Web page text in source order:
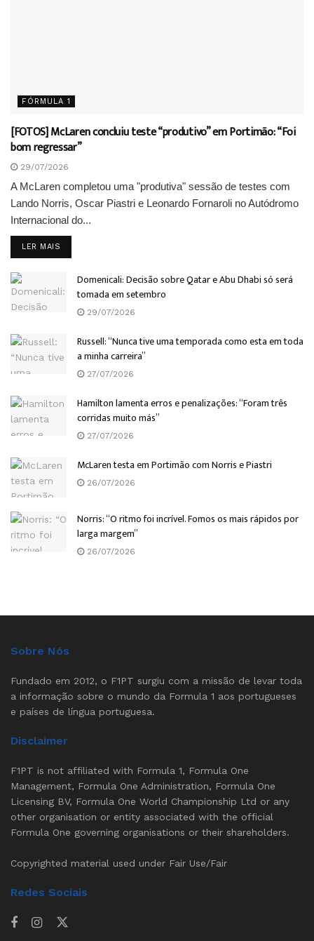
FÓRMULA 1
[FOTOS] McLaren concluiu teste “produtivo” em Portimão: “Foi
bom regressar”
29/07/2026
A McLaren completou uma "produtiva" sessão de testes com
Lando Norris, Oscar Piastri e Leonardo Fornaroli no Autódromo
Internacional do...
LER MAIS
Domenicali: Decisão sobre Qatar e Abu Dhabi só será
tomada em setembro
29/07/2026
Russell: “Nunca tive uma temporada como esta em toda
a minha carreira”
27/07/2026
Hamilton lamenta erros e penalizações: “Foram três
corridas muito más”
27/07/2026
McLaren testa em Portimão com Norris e Piastri
26/07/2026
Norris: “O ritmo foi incrível. Fomos os mais rápidos por
larga margem”
26/07/2026
Sobre Nós
Fundado em 2012, o F1PT surgiu com a missão de levar toda
a informação sobre o mundo da Formula 1 aos portugueses
e países de língua portuguesa.
Disclaimer
F1PT is not affiliated with Formula 1, Formula One
Management, Formula One Administration, Formula One
Licensing BV, Formula One World Championship Ltd or any
other organisation or entity associated with the official
Formula One governing organisations or their shareholders.
Copyrighted material used under Fair Use/Fair
Redes Sociais